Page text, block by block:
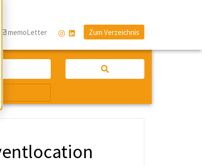
memoLetter Zum Verzeichnis